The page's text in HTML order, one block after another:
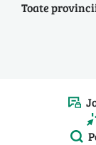
Toate